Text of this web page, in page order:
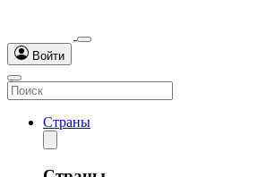
Войти
Страны